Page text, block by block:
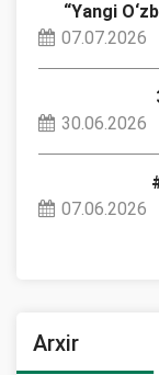
“Yangi
07.07.2026
30.06.2026
07.06.2026
Arxir